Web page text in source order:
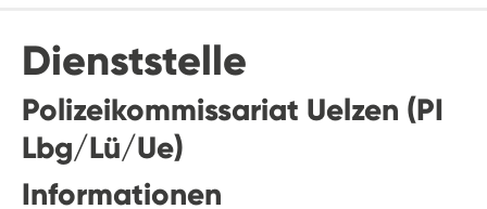
Dienststelle
Polizeikommissariat Uelzen (PI
Lbg/Lü/Ue)
Informationen